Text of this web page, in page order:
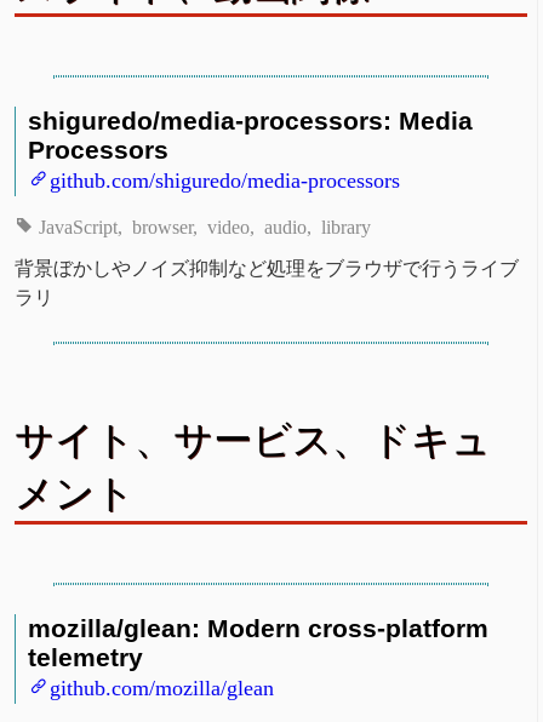
shiguredo/media-processors: Media
Processors
github.com/shiguredo/media-processors
JavaScript browser video audio library
背景ぼかしやノイズ抑制など処理をブラウザで行うライブ
ラリ
サイト、サービス、ドキュ
メント
mozilla/glean: Modern cross-platform
telemetry
github.com/mozilla/glean